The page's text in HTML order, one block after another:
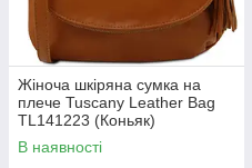
Жіноча шкіряна сумка на
плече Tuscany Leather Bag
TL141223 (Коньяк)
В наявності